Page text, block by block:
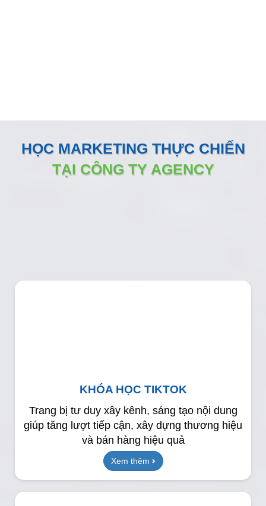
HỌC MARKETING THỰC CHIẾN
TẠI CÔNG TY AGENCY
KHÓA HỌC TIKTOK
Trang bị tư duy xây kênh, sáng tạo nội dung
giúp tăng lượt tiếp cận, xây dựng thương hiệu
và bán hàng hiệu quả
Xem thêm